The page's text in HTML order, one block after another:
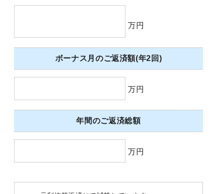
万円
ボーナス月のご返済額(年2回)
万円
年間のご返済総額
万円